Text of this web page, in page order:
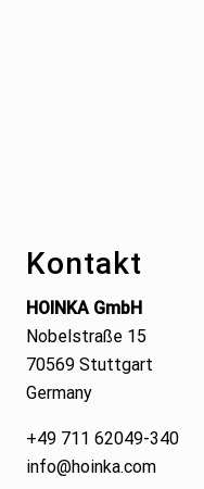
Kontakt
HOINKA GmbH
Nobelstraße 15
70569 Stuttgart
Germany
+49 711 62049-340
info@hoinka.com